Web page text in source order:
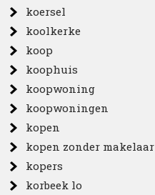
koersel
koolkerke
koop
koophuis
koopwoning
koopwoningen
kopen
kopen zonder makelaar
kopers
korbeek lo